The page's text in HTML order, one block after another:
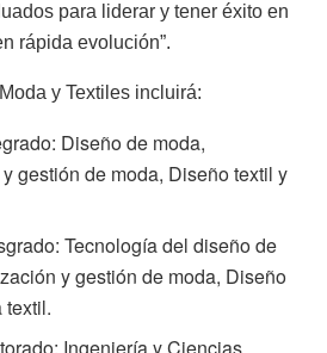
para liderar y tener éxito en
rápida evolución”.
y Textiles incluirá:
Diseño de moda,
gestión de moda, Diseño textil y
Tecnología del diseño de
y gestión de moda, Diseño
textil.
Ingeniería y Ciencias